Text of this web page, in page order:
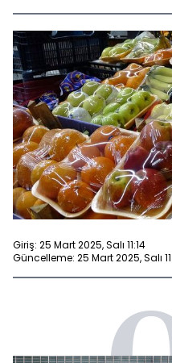
Giriş: 25 Mart 2025, Salı 11:14
Güncelleme: 25 Mart 2025, Salı